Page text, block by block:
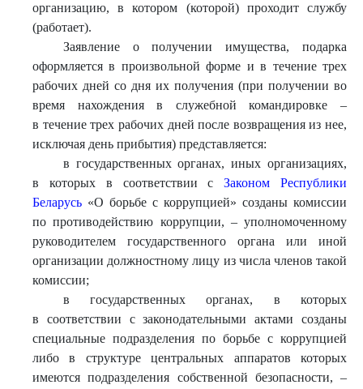
организацию, в котором (которой) проходит службу
(работает).
Заявление о получении имущества, подарка
оформляется в произвольной форме и в течение трех
рабочих дней со дня их получения (при получении во
время нахождения в служебной командировке –
в течение трех рабочих дней после возвращения из нее,
исключая день прибытия) представляется:
в государственных органах, иных организациях,
в которых в соответствии сЗаконом Республики
Беларусь «О борьбе с коррупцией» созданы комиссии
по противодействию коррупции, – уполномоченному
руководителем государственного органа или иной
организации должностному лицу из числа членов такой
комиссии;
в государственных органах, в которых
в соответствии с законодательными актами созданы
специальные подразделения по борьбе с коррупцией
либо в структуре центральных аппаратов которых
имеются подразделения собственной безопасности, –